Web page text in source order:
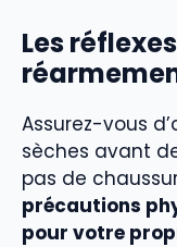
Les
Assurez-vous
sèches avant
pas de
précautions
pour votre